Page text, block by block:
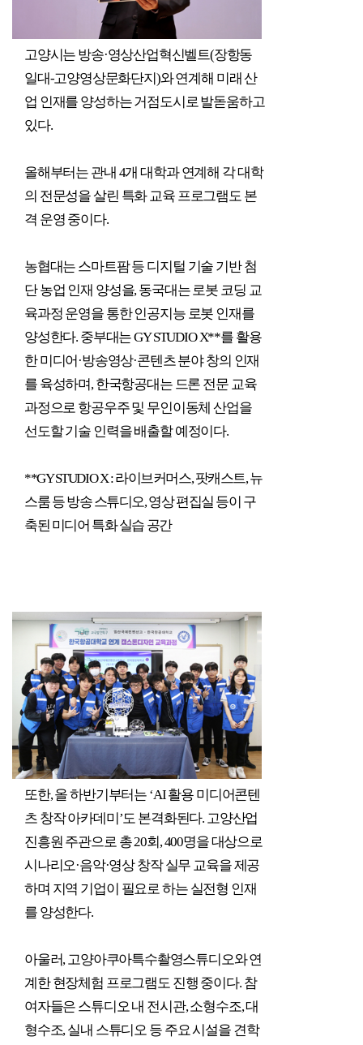
고양시는 방송·영상산업혁신벨트(장항동
일대-고양영상문화단지)와 연계해 미래 산
업 인재를 양성하는 거점도시로 발돋움하고
있다.
올해부터는 관내 4개 대학과 연계해 각 대학
의 전문성을 살린 특화 교육 프로그램도 본
격 운영 중이다.
농협대는 스마트팜 등 디지털 기술 기반 첨
단 농업 인재 양성을,동국대는 로봇 코딩 교
육과정 운영을 통한 인공지능 로봇 인재를
양성한다. 중부대는GY STUDIO X**를 활용
한 미디어 ·방송영상·콘텐츠 분야 창의 인재
를 육성하며,한국항공대는 드론 전문 교육
과정으로 항공우주 및 무인이동체 산업을
선도할 기술 인력을 배출할 예정이다.
**GY STUDIO X :라이브커머스,팟캐스트,뉴
스룸 등 방송 스튜디오,영상 편집실 등이 구
축된 미디어 특화 실습 공간
또한,올 하반기부터는 ‘AI활용 미디어콘텐
츠 창작 아카데미’도 본격화된다. 고양산업
진흥원 주관으로 총20회, 400명을 대상으로
시나리오·음악·영상 창작 실무 교육을 제공
하며 지역 기업이 필요로 하는 실전형 인재
를 양성한다.
아울러,고양아쿠아특수촬영스튜디오와 연
계한 현장체험 프로그램도 진행 중이다. 참
여자들은 스튜디오 내 전시관,소형수조,대
형수조,실내 스튜디오 등 주요 시설을 견학